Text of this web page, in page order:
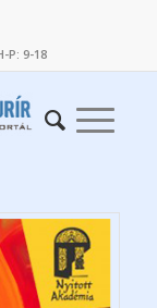
P: 9-18